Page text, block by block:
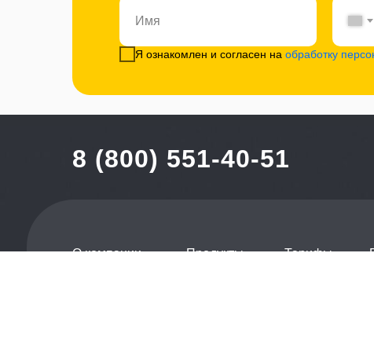
Я ознакомлен и согласен на обработку
8 (800) 551-40-51
О компании Тарифы
Продукты